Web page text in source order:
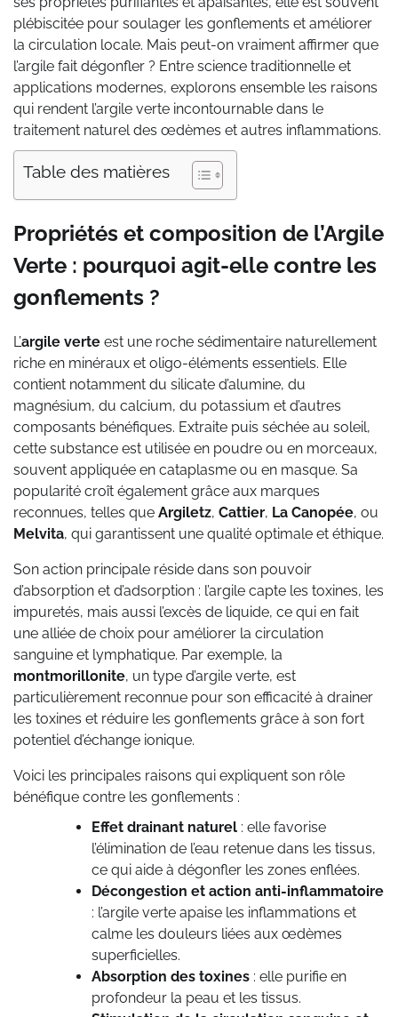
plébiscitée pour soulager les gonflements et améliorer
la circulation locale. Mais peut-on vraiment affirmer que
l’argile fait dégonfler ? Entre science traditionnelle et
applications modernes, explorons ensemble les raisons
qui rendent l’argile verte incontournable dans le
traitement naturel des œdèmes et autres inflammations.
Table des matières
Propriétés et composition de l’Argile
Verte : pourquoi agit-elle contre les
gonflements ?
L’argile verte est une roche sédimentaire naturellement
riche en minéraux et oligo-éléments essentiels. Elle
contient notamment du silicate d’alumine, du
magnésium, du calcium, du potassium et d’autres
composants bénéfiques. Extraite puis séchée au soleil,
cette substance est utilisée en poudre ou en morceaux,
souvent appliquée en cataplasme ou en masque. Sa
popularité croît également grâce aux marques
reconnues, telles que Argiletz, Cattier, La Canopée, ou
Melvita, qui garantissent une qualité optimale et éthique.
Son action principale réside dans son pouvoir
d’absorption et d’adsorption : l’argile capte les toxines, les
impuretés, mais aussi l’excès de liquide, ce qui en fait
une alliée de choix pour améliorer la circulation
sanguine et lymphatique. Par exemple, la
montmorillonite, un type d’argile verte, est
particulièrement reconnue pour son efficacité à drainer
les toxines et réduire les gonflements grâce à son fort
potentiel d’échange ionique.
Voici les principales raisons qui expliquent son rôle
bénéfique contre les gonflements :
Effet drainant naturel : elle favorise
l’élimination de l’eau retenue dans les tissus,
ce qui aide à dégonfler les zones enflées.
Décongestion et action anti-inflammatoire
: l’argile verte apaise les inflammations et
calme les douleurs liées aux œdèmes
superficielles.
Absorption des toxines : elle purifie en
profondeur la peau et les tissus.